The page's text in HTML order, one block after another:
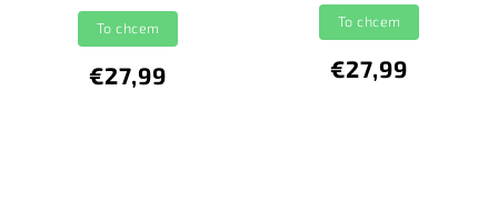
€27,99
To chcem
€27,99
To chcem